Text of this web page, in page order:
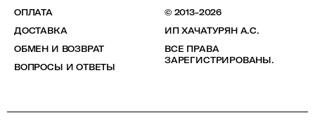
ОПЛАТА
ДОСТАВКА
ОБМЕН И ВОЗВРАТ
ВОПРОСЫ И ОТВЕТЫ
© 2013-2026
ИП ХАЧАТУРЯН А.С.
ВСЕ ПРАВА
ЗАРЕГИСТРИРОВАНЫ.